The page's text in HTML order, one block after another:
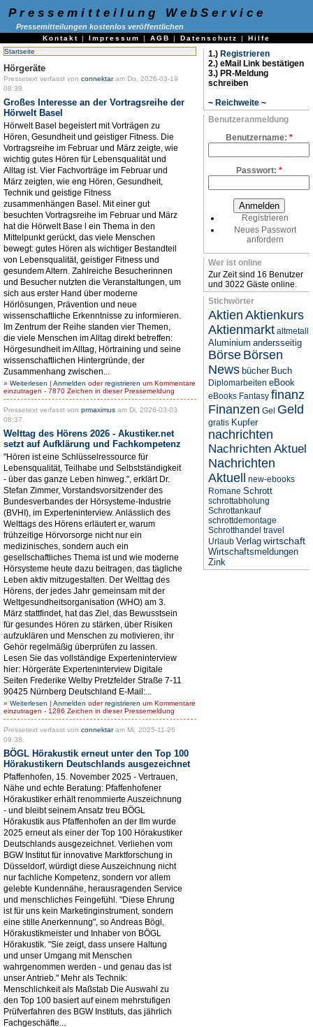
Pressemitteilung WebService
Pressemitteilungen kostenlos veröffentlichen
Kontakt | Impressum | AGB | Datenschutz | Hilfe
Startseite
Hörgeräte
Pressetext verfasst von connektaram Do, 2026-03-19
08:39.
Großes Interesse an der Vortragsreihe der
Hörwelt Basel
Hörwelt Basel begeistert mit Vorträgen zu
Hören, Gesundheit und geistiger Fitness. Die
Vortragsreihe im Februar und März zeigte, wie
wichtig gutes Hören für Lebensqualität und
Alltag ist. Vier Fachvorträge im Februar und
März zeigten, wie eng Hören, Gesundheit,
Technik und geistige Fitness
zusammenhängen Basel. Mit einer gut
besuchten Vortragsreihe im Februar und März
hat die Hörwelt Base l ein Thema in den
Mittelpunkt gerückt, das viele Menschen
bewegt: gutes Hören als wichtiger Bestandteil
von Lebensqualität, geistiger Fitness und
gesundem Altern. Zahlreiche Besucherinnen
und Besucher nutzten die Veranstaltungen, um
sich aus erster Hand über moderne
Hörlösungen, Prävention und neue
wissenschaftliche Erkenntnisse zu informieren.
Im Zentrum der Reihe standen vier Themen,
die viele Menschen im Alltag direkt betreffen:
Hörgesundheit im Alltag, Hörtraining und seine
wissenschaftlichen Hintergründe, der
Zusammenhang zwischen...
» Weiterlesen | Anmelden oderregistrieren um Kommentare
einzutragen - 7870 Zeichen in dieser Pressemeldung
Pressetext verfasst von prmaximus am Di, 2026-03-03
08:37.
Welttag des Hörens 2026 - Akustiker.net
setzt auf Aufklärung und Fachkompetenz
"Hören ist eine Schlüsselressource für
Lebensqualität, Teilhabe und Selbstständigkeit
- über das ganze Leben hinweg.", erklärt Dr.
Stefan Zimmer, Vorstandsvorsitzender des
Bundesverbandes der Hörsysteme-Industrie
(BVHI), im Experteninterview. Anlässlich des
Welttags des Hörens erläutert er, warum
frühzeitige Hörvorsorge nicht nur ein
medizinisches, sondern auch ein
gesellschaftliches Thema ist und wie moderne
Hörsysteme heute dazu beitragen, das tägliche
Leben aktiv mitzugestalten. Der Welttag des
Hörens, der jedes Jahr gemeinsam mit der
Weltgesundheitsorganisation (WHO) am 3.
März stattfindet, hat das Ziel, das Bewusstsein
für gesundes Hören zu stärken, über Risiken
aufzuklären und Menschen zu motivieren, ihr
Gehör regelmäßig überprüfen zu lassen.
Lesen Sie das vollständige Experteninterview
hier: Hörgeräte Experteninterview Digitale
Seiten Frederike Welby Pretzfelder Straße 7-11
90425 Nürnberg Deutschland E-Mail:...
» Weiterlesen | Anmelden oderregistrieren um Kommentare
einzutragen - 1286 Zeichen in dieser Pressemeldung
Pressetext verfasst von connektaram Mi, 2025-11-26
09:38.
BÖGL Hörakustik erneut unter den Top 100
Hörakustikern Deutschlands ausgezeichnet
Pfaffenhofen, 15. November 2025 - Vertrauen,
Nähe und echte Beratung: Pfaffenhofener
Hörakustiker erhält renommierte Auszeichnung
- und bleibt seinem Ansatz treu BÖGL
Hörakustik aus Pfaffenhofen an der Ilm wurde
2025 erneut als einer der Top 100 Hörakustiker
Deutschlands ausgezeichnet. Verliehen vom
BGW Institut für innovative Marktforschung in
Düsseldorf, würdigt diese Auszeichnung nicht
nur fachliche Kompetenz, sondern vor allem
gelebte Kundennähe, herausragenden Service
und menschliches Feingefühl. "Diese Ehrung
ist für uns kein Marketinginstrument, sondern
eine stille Anerkennung", so Andreas Bögl,
Hörakustikmeister und Inhaber von BÖGL
Hörakustik. "Sie zeigt, dass unsere Haltung
und unser Umgang mit Menschen
wahrgenommen werden - und genau das ist
unser Antrieb." Mehr als Technik:
Menschlichkeit als Maßstab Die Auswahl zu
den Top 100 basiert auf einem mehrstufigen
Prüfverfahren des BGW Instituts, das jährlich
Fachgeschäfte...
1.) Registrieren
2.) eMail Link bestätigen
3.) PR-Meldung
schreiben
~ Reichweite ~
Benutzeranmeldung
Benutzername: *
Passwort: *
Registrieren
Neues Passwort
anfordern
Wer ist online
Zur Zeit sind 16 Benutzer
und 3022 Gäste online.
Stichwörter
Aktien Aktienkurs
Aktienmarkt altmetall
Aluminium andersseitig
Börse Börsen
News bücher Buch
Diplomarbeiten eBook
eBooks Fantasy finanz
Finanzen Gel Geld
gratis Kupfer
nachrichten
Nachrichten Aktuel
Nachrichten
Aktuell
new-ebooks
Romane Schrott
schrottabholung
Schrottankauf
schrottdemontage
Schrotthandel travel
Urlaub Verlag wirtschaft
Wirtschaftsmeldungen
Zink